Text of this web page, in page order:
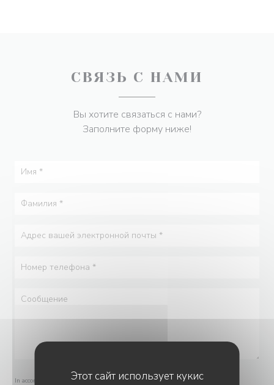
Этот сайт использует кукис
СВЯЗЬ С НАМИ
Вы хотите связаться с нами?
Заполните форму ниже!
In accordance with data protection regulations, you have the right to opt out of